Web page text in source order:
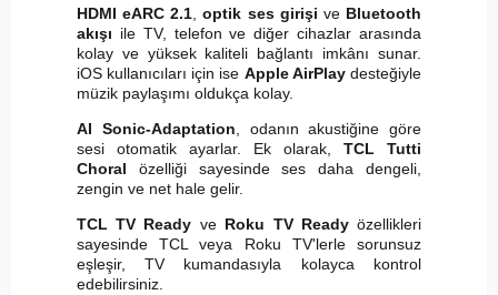
HDMI eARC 2.1,optik ses girişi ve Bluetooth
akışı ile TV, telefon ve diğer cihazlar arasında
kolay ve yüksek kaliteli bağlantı imkânı sunar.
iOS kullanıcıları için ise Apple AirPlaydesteğiyle
müzik paylaşımı oldukça kolay.
AI Sonic-Adaptation, odanın akustiğine göre
sesi otomatik ayarlar. Ek olarak,TCL Tutti
Choral özelliği sayesinde ses daha dengeli,
zengin ve net hale gelir.
TCL TV Ready ve Roku TV Readyözellikleri
sayesinde TCL veya Roku TV'lerle sorunsuz
eşleşir, TV kumandasıyla kolayca kontrol
edebilirsiniz.